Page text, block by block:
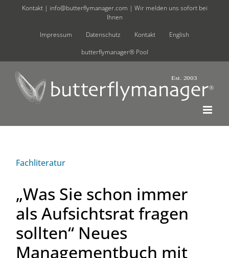
Kontakt | info@butterflymanager.com | Wir melden uns sofort bei
Ihnen
Impressum Datenschutz Kontakt
English
butterflymanager® Pool
Fachliteratur
„Was Sie schon immer
als Aufsichtsrat fragen
sollten“ Neues
Management­buch mit